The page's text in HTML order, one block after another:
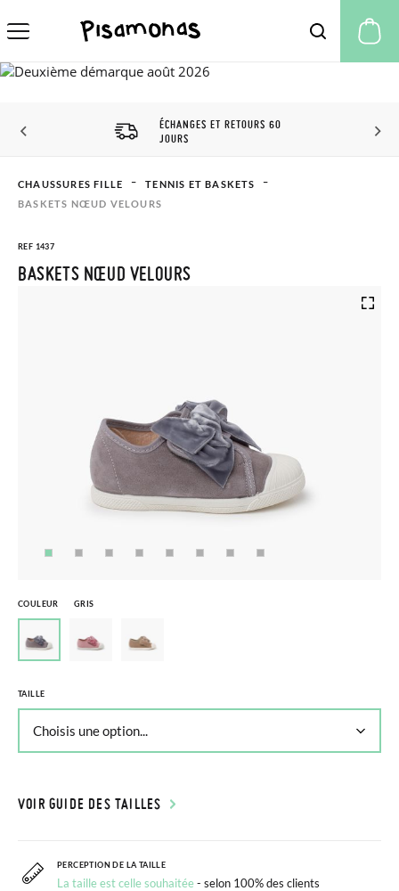
ÉCHANGES ET RETOURS 60
JOURS
CHAUSSURES FILLE
TENNIS ET BASKETS
BASKETS NŒUD VELOURS
REF 1437
BASKETS NŒUD VELOURS
COULEUR GRIS
TAILLE
VOIR GUIDE DES TAILLES
PERCEPTION DE LA TAILLE
La taille est celle souhaitée- selon 100% des clients